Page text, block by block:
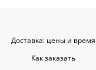
Доставка: цены и время
Как заказать